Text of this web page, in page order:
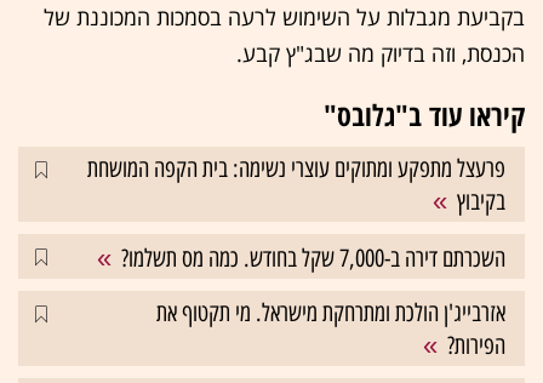
בקביעת מגבלות על השימוש לרעה בסמכות המכוננת של
הכנסת, וזה בדיוק מה שבג"ץ קבע.
קיראו עוד ב"גלובס"
פרעצל מתפקע ומתוקים עוצרי נשימה: בית הקפה המושחת
בקיבוץ
השכרתם דירה ב-7,000 שקל בחודש. כמה מס תשלמו?
אזרבייג'ן הולכת ומתרחקת מישראל. מי תקטוף את
הפירות?